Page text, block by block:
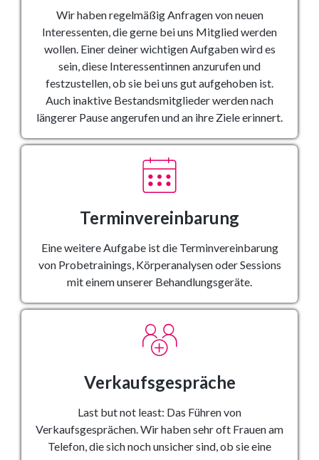
Wir haben regelmäßig Anfragen von neuen
Interessenten, die gerne bei uns Mitglied werden
wollen. Einer deiner wichtigen Aufgaben wird es
sein, diese Interessentinnen anzurufen und
festzustellen, ob sie bei uns gut aufgehoben ist.
Auch inaktive Bestandsmitglieder werden nach
längerer Pause angerufen und an ihre Ziele erinnert.
Terminvereinbarung
Eine weitere Aufgabe ist die Terminvereinbarung
von Probetrainings, Körperanalysen oder Sessions
mit einem unserer Behandlungsgeräte.
Verkaufsgespräche
Last but not least: Das Führen von
Verkaufsgesprächen. Wir haben sehr oft Frauen am
Telefon, die sich noch unsicher sind, ob sie eine